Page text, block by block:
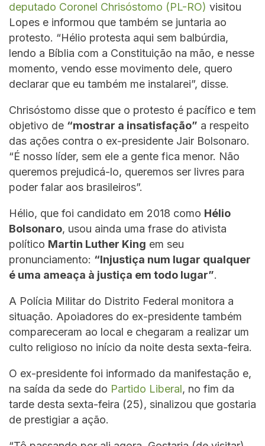
deputado Coronel Chrisóstomo (PL-RO) visitou
Lopes e informou que também se juntaria ao
protesto. “Hélio protesta aqui sem balbúrdia,
lendo a Bíblia com a Constituição na mão, e nesse
momento, vendo esse movimento dele, quero
declarar que eu também me instalarei”, disse.
Chrisóstomo disse que o protesto é pacífico e tem
objetivo de “mostrar a insatisfação” a respeito
das ações contra o ex-presidente Jair Bolsonaro.
“É nosso líder, sem ele a gente fica menor. Não
queremos prejudicá-lo, queremos ser livres para
poder falar aos brasileiros”.
Hélio, que foi candidato em 2018 como Hélio
Bolsonaro, usou ainda uma frase do ativista
político Martin Luther King em seu
pronunciamento: “Injustiça num lugar qualquer
é uma ameaça à justiça em todo lugar”.
A Polícia Militar do Distrito Federal monitora a
situação. Apoiadores do ex-presidente também
compareceram ao local e chegaram a realizar um
culto religioso no início da noite desta sexta-feira.
O ex-presidente foi informado da manifestação e,
na saída da sede do Partido Liberal, no fim da
tarde desta sexta-feira (25), sinalizou que gostaria
de prestigiar a ação.